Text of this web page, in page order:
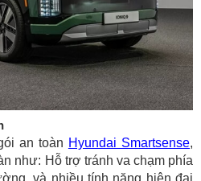
an toàn Hyundai Smartsense,
như: Hỗ trợ tránh va chạm phía
và nhiều tính năng hiện đại